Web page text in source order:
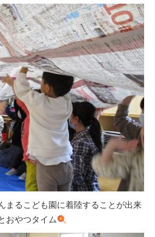
まるこども園に着陸することが出来
おやつタイム